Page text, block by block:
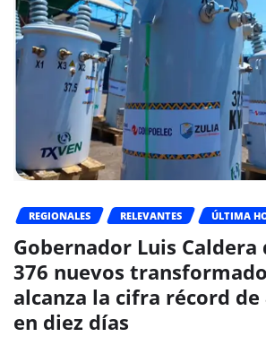
REGIONALES RELEVANTES ÚLTIMA
Gobernador Luis
376 nuevos
alcanza la cifra récord de
en diez días